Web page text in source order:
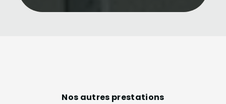
Nos autres prestations